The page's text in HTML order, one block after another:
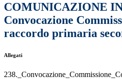
COMUNICAZIONE
Convocazione
raccordo primaria
Allegati